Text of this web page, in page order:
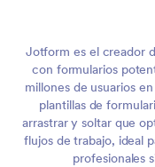
Jotform es el creador
con formularios
millones de usuarios
plantillas de
arrastrar y soltar que
flujos de trabajo, ideal
profesionales